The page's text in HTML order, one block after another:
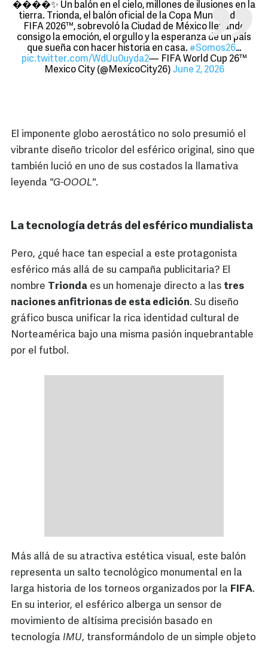
����✨ Un balón en el cielo, millones de ilusiones en la
tierra. Trionda, el balón oficial de la Copa Mundial de la
FIFA 2026™, sobrevoló la Ciudad de México llevando
consigo la emoción, el orgullo y la esperanza de un país
que sueña con hacer historia en casa. #Somos26…
pic.twitter.com/WdUu0uyda2— FIFA World Cup 26™️
Mexico City (@MexicoCity26) June 2, 2026
El imponente globo aerostático no solo presumió el
vibrante diseño tricolor del esférico original, sino que
también lució en uno de sus costados la llamativa
leyenda "G-OOOL".
La tecnología detrás del esférico mundialista
Pero, ¿qué hace tan especial a este protagonista
esférico más allá de su campaña publicitaria? El
nombre Trionda es un homenaje directo a las tres
naciones anfitrionas de esta edición. Su diseño
gráfico busca unificar la rica identidad cultural de
Norteamérica bajo una misma pasión inquebrantable
por el futbol.
Más allá de su atractiva estética visual, este balón
representa un salto tecnológico monumental en la
larga historia de los torneos organizados por la FIFA.
En su interior, el esférico alberga un sensor de
movimiento de altísima precisión basado en
tecnología IMU, transformándolo de un simple objeto